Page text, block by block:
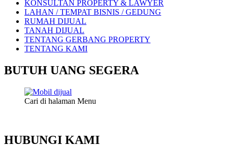
KONSULTAN PROPERTY & LAWYER
LAHAN / TEMPAT BISNIS / GEDUNG
RUMAH DIJUAL
TANAH DIJUAL
TENTANG GERBANG PROPERTY
TENTANG KAMI
BUTUH UANG SEGERA
Cari di halaman Menu
HUBUNGI KAMI